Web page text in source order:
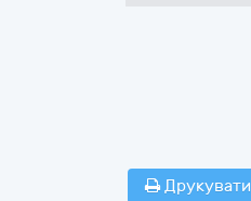
Друкувати